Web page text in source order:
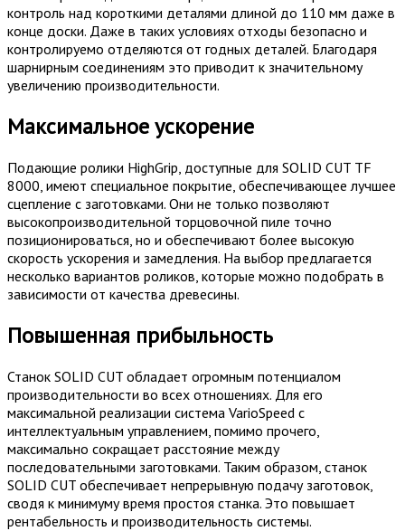
контроль над короткими деталями длиной до 110 мм даже в
конце доски. Даже в таких условиях отходы безопасно и
контролируемо отделяются от годных деталей. Благодаря
шарнирным соединениям это приводит к значительному
увеличению производительности.
Максимальное ускорение
Подающие ролики HighGrip, доступные для SOLID CUT TF
8000, имеют специальное покрытие, обеспечивающее лучшее
сцепление с заготовками. Они не только позволяют
высокопроизводительной торцовочной пиле точно
позиционироваться, но и обеспечивают более высокую
скорость ускорения и замедления. На выбор предлагается
несколько вариантов роликов, которые можно подобрать в
зависимости от качества древесины.
Повышенная прибыльность
Станок SOLID CUT обладает огромным потенциалом
производительности во всех отношениях. Для его
максимальной реализации система VarioSpeed с
интеллектуальным управлением, помимо прочего,
максимально сокращает расстояние между
последовательными заготовками. Таким образом, станок
SOLID CUT обеспечивает непрерывную подачу заготовок,
сводя к минимуму время простоя станка. Это повышает
рентабельность и производительность системы.